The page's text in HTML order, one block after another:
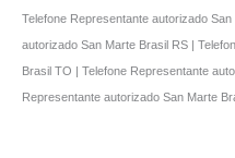
Telefone Representante autorizado
autorizado San Marte Brasil RS |
Brasil TO | Telefone Representante
Representante autorizado San Marte